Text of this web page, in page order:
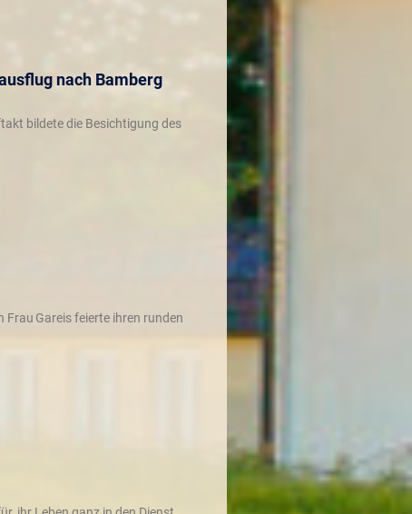
nach Bamberg
bildete die Besichtigung des
Frau Gareis feierte ihren runden